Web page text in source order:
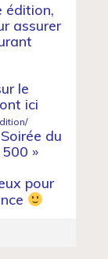
édition,
assurer
le
ici
du
»
pour